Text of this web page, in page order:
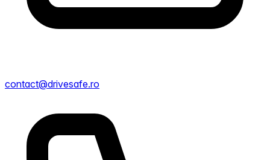
contact@drivesafe.ro